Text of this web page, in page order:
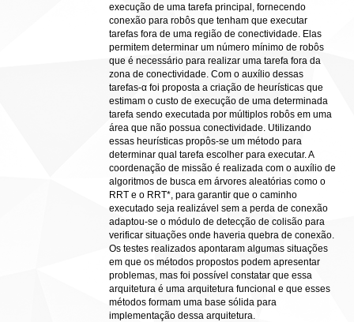
execução de uma tarefa principal, fornecendo
conexão para robôs que tenham que executar
tarefas fora de uma região de conectividade. Elas
permitem determinar um número mínimo de robôs
que é necessário para realizar uma tarefa fora da
zona de conectividade. Com o auxílio dessas
tarefas-α foi proposta a criação de heurísticas que
estimam o custo de execução de uma determinada
tarefa sendo executada por múltiplos robôs em uma
área que não possua conectividade. Utilizando
essas heurísticas propôs-se um método para
determinar qual tarefa escolher para executar. A
coordenação de missão é realizada com o auxílio de
algoritmos de busca em árvores aleatórias como o
RRT e o RRT*, para garantir que o caminho
executado seja realizável sem a perda de conexão
adaptou-se o módulo de detecção de colisão para
verificar situações onde haveria quebra de conexão.
Os testes realizados apontaram algumas situações
em que os métodos propostos podem apresentar
problemas, mas foi possível constatar que essa
arquitetura é uma arquitetura funcional e que esses
métodos formam uma base sólida para
implementação dessa arquitetura.